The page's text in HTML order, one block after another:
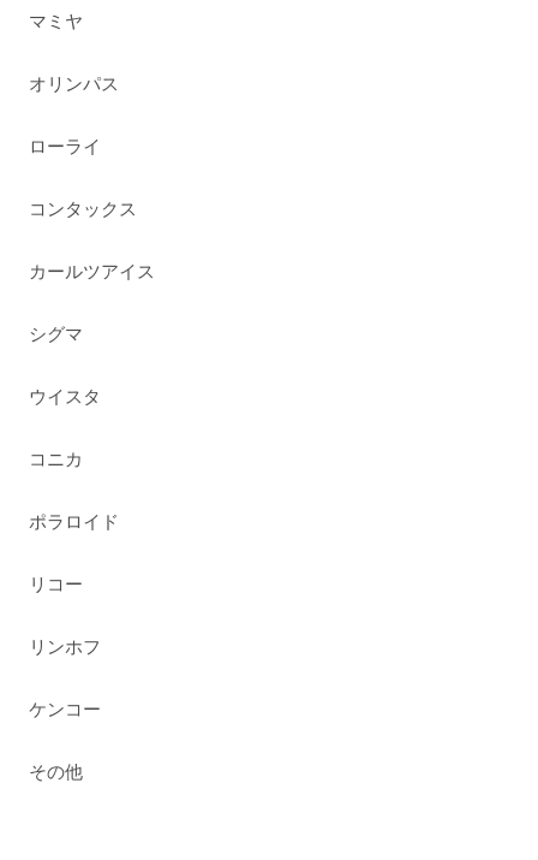
マミヤ
オリンパス
ローライ
コンタックス
カールツアイス
シグマ
ウイスタ
コニカ
ポラロイド
リコー
リンホフ
ケンコー
その他